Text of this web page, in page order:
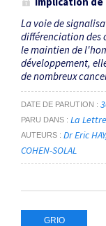
La voie de
différenciation des
le maintien de
développement,
de nombreux
DATE DE PARUTION
PARU DANS La
AUTEURS Dr Eric HAY
COHEN-SOLAL
GRIO